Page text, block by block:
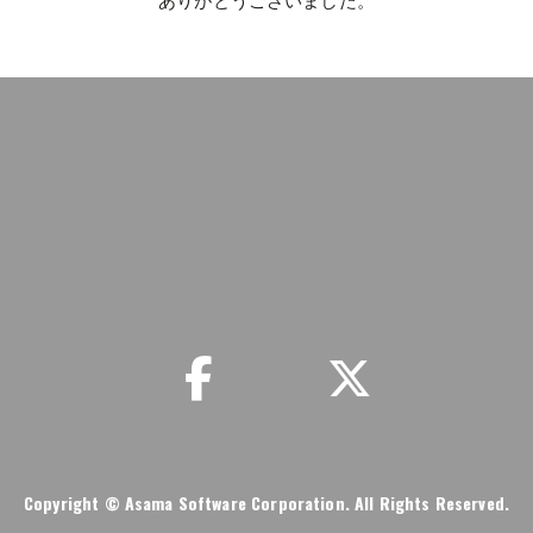
Copyright © Asama Software Corporation. All Rights Reserved.